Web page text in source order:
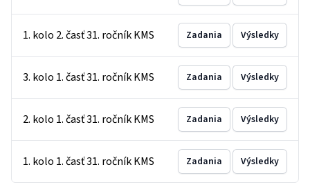
1. kolo 2. časť 31. ročník KMS Zadania Výsledky
3. kolo 1. časť 31. ročník KMS Zadania Výsledky
2. kolo 1. časť 31. ročník KMS Zadania Výsledky
1. kolo 1. časť 31. ročník KMS Zadania Výsledky